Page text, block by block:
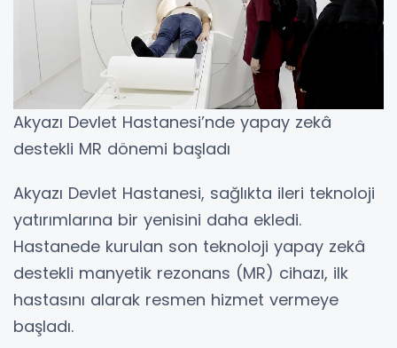
Akyazı Devlet Hastanesi’nde yapay zekâ
destekli MR dönemi başladı
Akyazı Devlet Hastanesi, sağlıkta ileri teknoloji
yatırımlarına bir yenisini daha ekledi.
Hastanede kurulan son teknoloji yapay zekâ
destekli manyetik rezonans (MR) cihazı, ilk
hastasını alarak resmen hizmet vermeye
başladı.